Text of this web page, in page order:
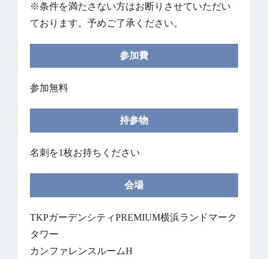
※条件を満たさない方はお断りさせていただい
ております。予めご了承ください。
参加費
参加無料
持参物
名刺を1枚お持ちください
会場
TKPガーデンシティPREMIUM横浜ランドマーク
タワー
カンファレンスルームH